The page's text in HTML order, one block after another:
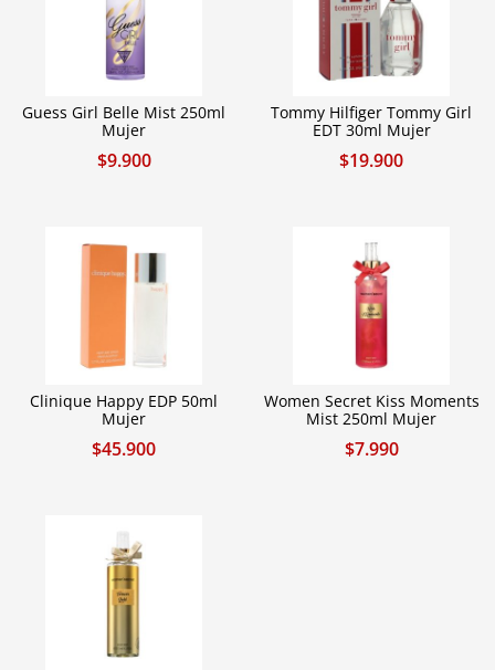
Guess Girl Belle Mist 250ml
Mujer
$9.900
Tommy Hilfiger Tommy Girl
EDT 30ml Mujer
$19.900
Clinique Happy EDP 50ml
Mujer
$45.900
Women Secret Kiss Moments
Mist 250ml Mujer
$7.990